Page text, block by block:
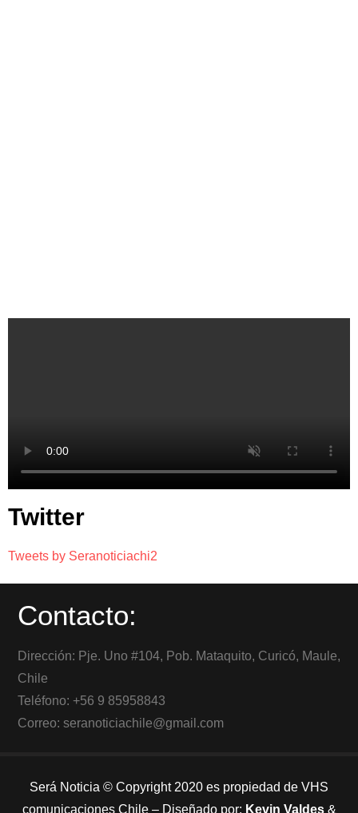
Twitter
Tweets by Seranoticiachi2
Contacto:
Dirección: Pje. Uno #104, Pob. Mataquito, Curicó, Maule,
Chile
Teléfono: +56 9 85958843
Correo: seranoticiachile@gmail.com
Será Noticia © Copyright 2020 es propiedad de VHS
comunicaciones Chile – Diseñado por: Kevin Valdes&